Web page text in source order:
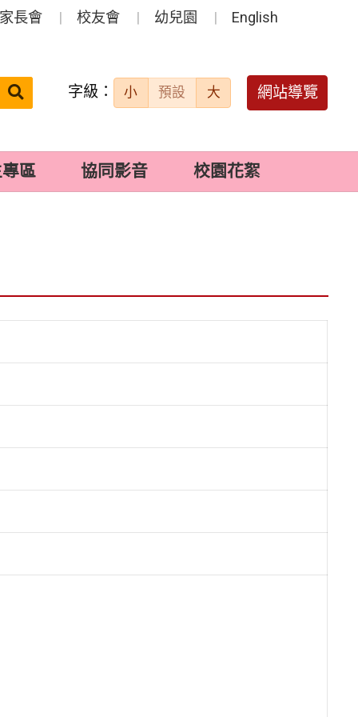
家長會 校友會 幼兒園 English
搜
送出 字級： 小 預設 大 網站導覽
區 協同影音 校園花絮